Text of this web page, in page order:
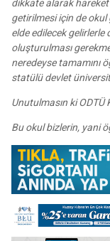
dikkate alarak
getirilmesi için de okul
elde edilecek gelirlerle
oluşturulması
neredeyse tamamını
statülü devlet
Unutulmasın ki
Bu okul bizlerin, yani